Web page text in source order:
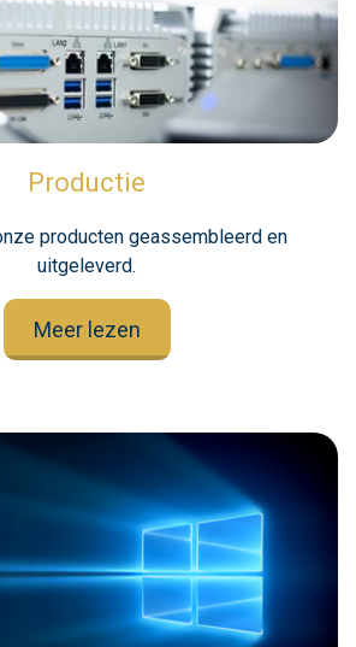
Productie
producten geassembleerd en
uitgeleverd.
Meer lezen